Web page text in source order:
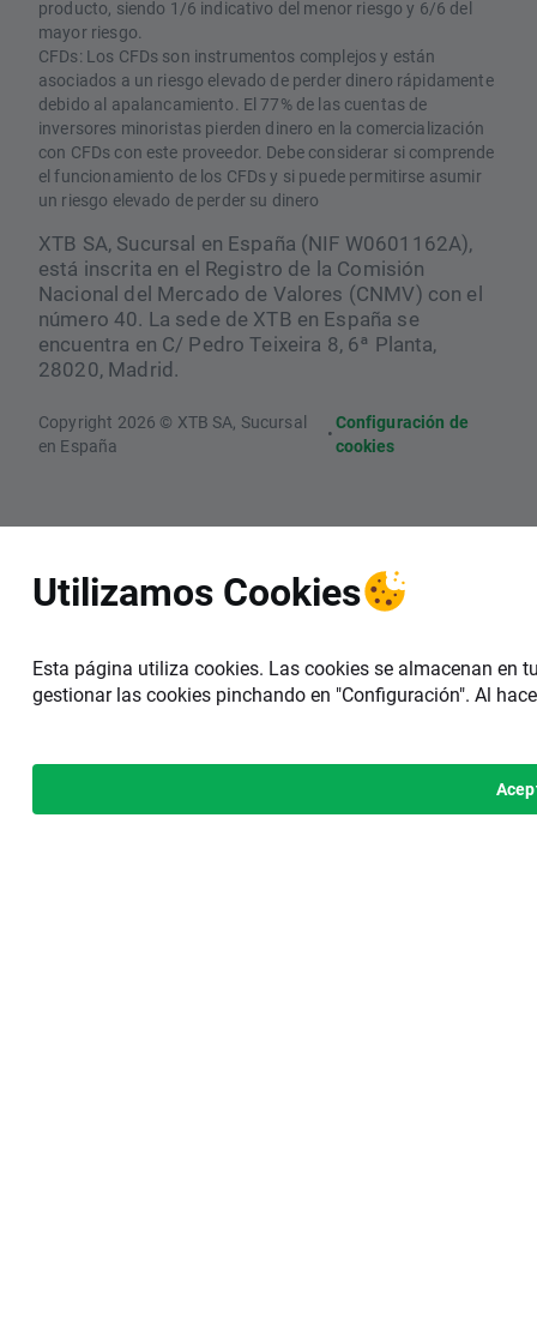
producto, siendo 1/6 indicativo del menor riesgo y 6/6 del
mayor riesgo.
CFDs: Los CFDs son instrumentos complejos y están
asociados a un riesgo elevado de perder dinero rápidamente
debido al apalancamiento. El 77% de las cuentas de
inversores minoristas pierden dinero en la comercialización
con CFDs con este proveedor. Debe considerar si comprende
el funcionamiento de los CFDs y si puede permitirse asumir
un riesgo elevado de perder su dinero
XTB SA, Sucursal en España (NIF W0601162A),
está inscrita en el Registro de la Comisión
Nacional del Mercado de Valores (CNMV) con el
número 40. La sede de XTB en España se
encuentra en C/ Pedro Teixeira 8, 6ª Planta,
28020, Madrid.
Copyright 2026 © XTB SA, Sucursal
en España
•
Configuración de
cookies
Utilizamos Cookies
Esta página utiliza cookies. Las cookies se almacenan en
gestionar las cookies pinchando en "Configuración". Al